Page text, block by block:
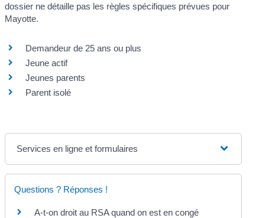
dossier ne détaille pas les règles spécifiques prévues pour
Mayotte.
Demandeur de 25 ans ou plus
Jeune actif
Jeunes parents
Parent isolé
Services en ligne et formulaires
Questions ? Réponses !
A-t-on droit au RSA quand on est en congé